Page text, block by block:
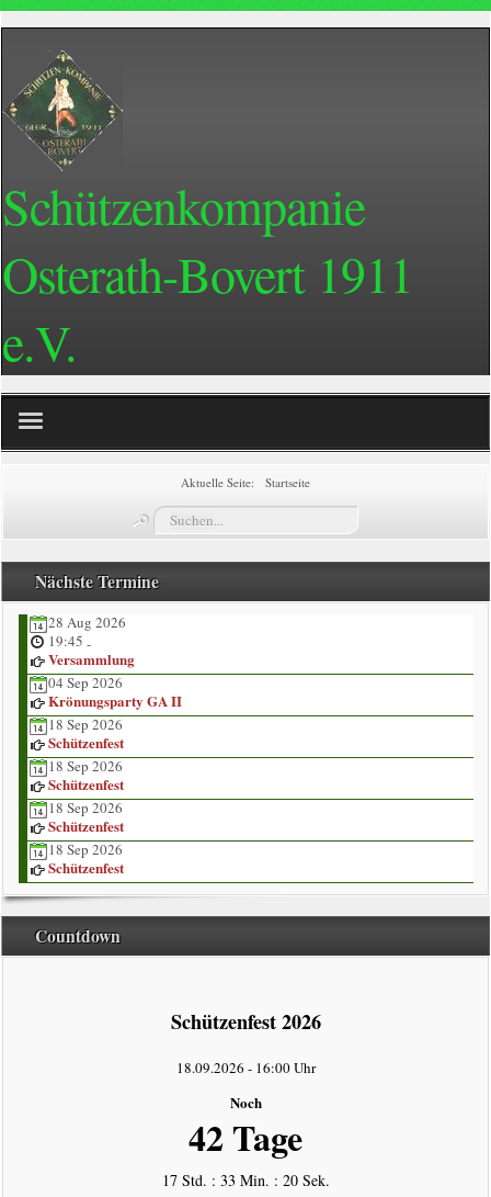
Schützenkompanie
Osterath-Bovert 1911
e.V.
Züge
Vorstand
Kompaniekönige
Regimentskönige
Jungschützenkönige
Bildergalerie
News
Impressum
Aktuelle Seite: Startseite
Suchen...
Nächste Termine
28 Aug 2026
19:45 -
Versammlung
04 Sep 2026
Krönungsparty GA II
18 Sep 2026
Schützenfest
18 Sep 2026
Schützenfest
18 Sep 2026
Schützenfest
18 Sep 2026
Schützenfest
Countdown
Schützenfest 2026
18.09.2026 - 16:00 Uhr
Noch
42 Tage
17 Std. : 33 Min. : 19 Sek.